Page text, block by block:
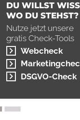
DU WILLST
WO DU STEHST?
Nutze jetzt unsere
gratis Check-Tools
Webcheck
DSGVO-Check